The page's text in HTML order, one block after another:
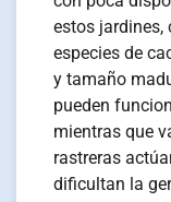
estos jardines,
especies de
y tamaño
pueden
mientras que
rastreras
dificultan la